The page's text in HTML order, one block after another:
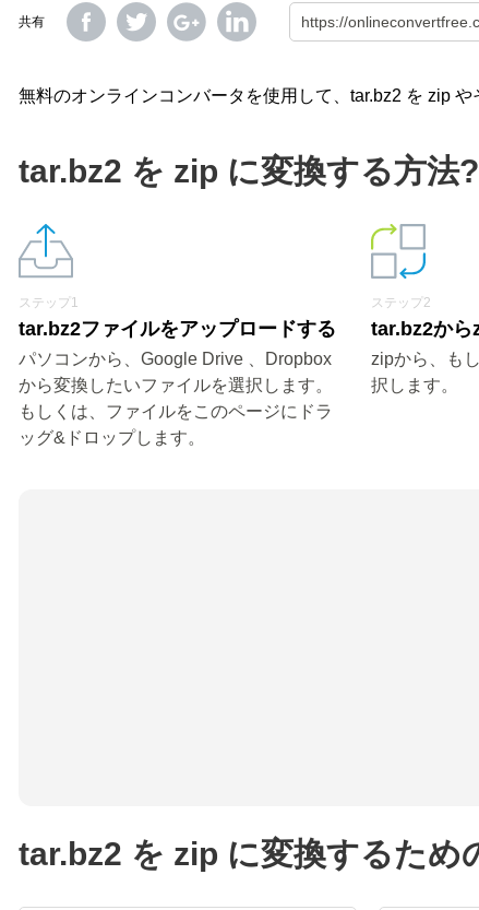
共有
無料のオンラインコンバータを使用して、tar.bz2 を zip
tar.bz2 を zip に変換する方法?
ステップ1
tar.bz2ファイルをアップロードする
パソコンから、Google Drive 、Dropbox
から変換したいファイルを選択します。
もしくは、ファイルをこのページにドラ
ッグ&ドロップします。
ステップ2
tar.bz2から
zipから、も
択します。
tar.bz2 を zip に変換するため